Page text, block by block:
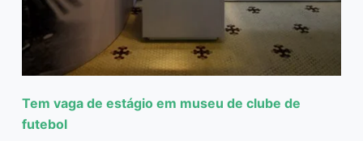
Tem vaga de estágio em museu de clube de
futebol